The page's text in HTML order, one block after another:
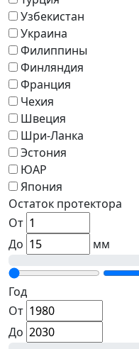
Узбекистан
Украина
Филиппины
Финляндия
Франция
Чехия
Швеция
Шри-Ланка
Эстония
ЮАР
Япония
Остаток протектора
От
До
мм
Год
От
До